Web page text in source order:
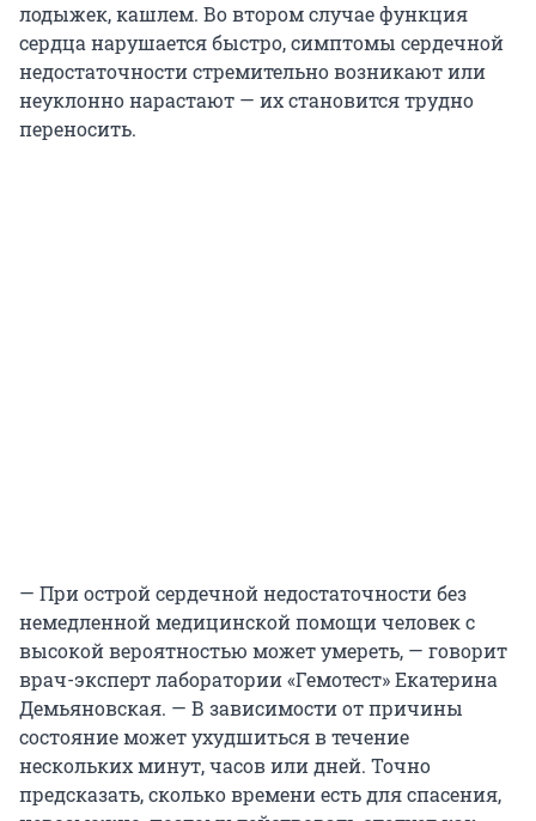
лодыжек, кашлем. Во втором случае функция
сердца нарушается быстро, симптомы сердечной
недостаточности стремительно возникают или
неуклонно нарастают — их становится трудно
переносить.
— При острой сердечной недостаточности без
немедленной медицинской помощи человек с
высокой вероятностью может умереть, — говорит
врач-эксперт лаборатории «Гемотест» Екатерина
Демьяновская. — В зависимости от причины
состояние может ухудшиться в течение
нескольких минут, часов или дней. Точно
предсказать, сколько времени есть для спасения,